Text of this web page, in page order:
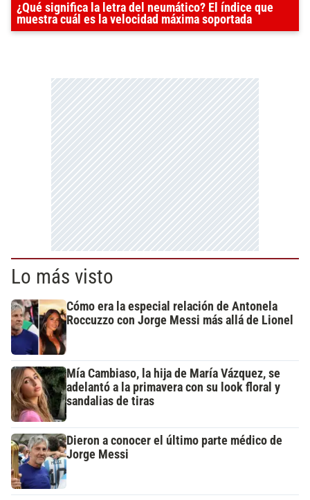
¿Qué significa la letra del neumático? El índice que
muestra cuál es la velocidad máxima soportada
Lo más visto
Cómo era la especial relación de Antonela
Roccuzzo con Jorge Messi más allá de Lionel
Mía Cambiaso, la hija de María Vázquez, se
adelantó a la primavera con su look floral y
sandalias de tiras
Dieron a conocer el último parte médico de
Jorge Messi